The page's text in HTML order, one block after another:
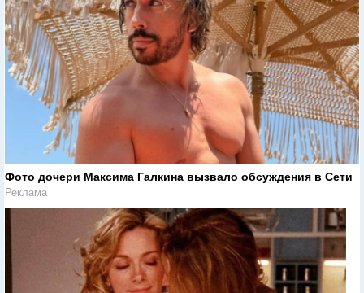
Фото дочери Максима Галкина вызвало обсуждения в Сети
Реклама